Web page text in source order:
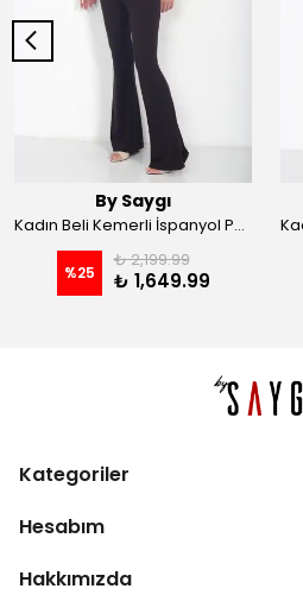
By Saygı
Kadın Beli Kemerli İspanyol Paça Likralı Krep Pantolon - Kahve
%25
₺ 2,199.99
₺ 1,649.99
Kategoriler
Hesabım
Hakkımızda